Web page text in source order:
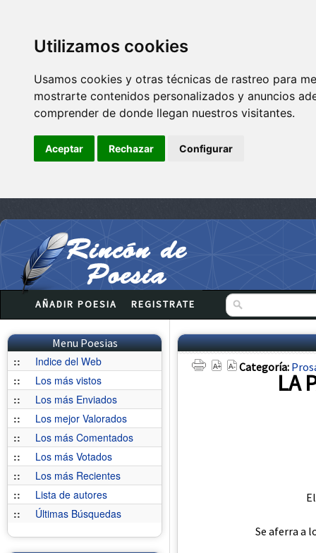
Utilizamos cookies
Usamos cookies y otras técnicas de rastreo para
mostrarte contenidos personalizados y anuncios
comprender de donde llegan nuestros visitantes.
Aceptar Rechazar Configurar
AÑADIR POESIA REGISTRATE
Menu Poesias
::
Indice del Web
::
Los más vistos
::
Los más Enviados
::
Los mejor Valorados
::
Los más Comentados
::
Los más Votados
::
Los más Recientes
::
Lista de autores
::
Últimas Búsquedas
Categoría:
LA
Se aferra a